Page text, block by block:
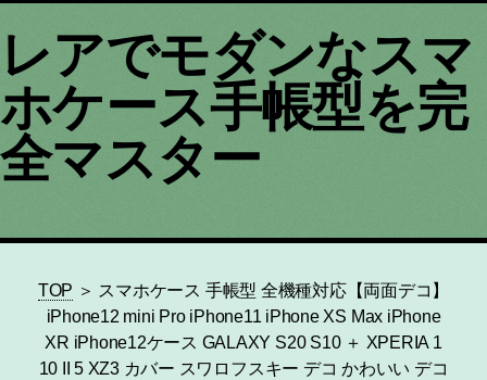
レアでモダンなスマ
ホケース手帳型を完
全マスター
TOP ＞ スマホケース 手帳型 全機種対応【両面デコ】
iPhone12 mini Pro iPhone11 iPhone XS Max iPhone
XR iPhone12ケース GALAXY S20 S10 ＋ XPERIA 1
10 II 5 XZ3 カバー スワロフスキー デコ かわいい デコ